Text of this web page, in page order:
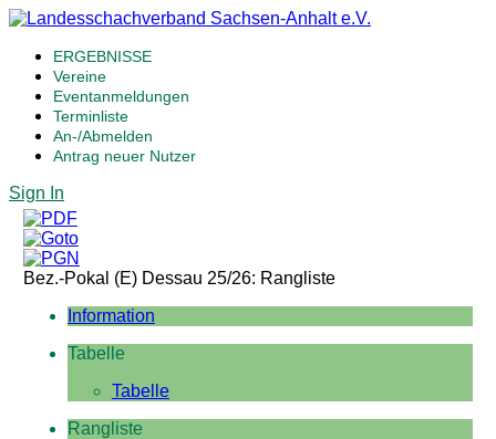
ERGEBNISSE
Vereine
Eventanmeldungen
Terminliste
An-/Abmelden
Antrag neuer Nutzer
Sign In
Bez.-Pokal (E) Dessau 25/26: Rangliste
Information
Tabelle
Tabelle
Rangliste